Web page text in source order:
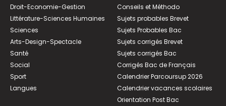
Droit-Economie-Gestion
Littérature-Sciences Humaines
Sciences
Arts-Design-Spectacle
Santé
Social
Sport
Langues
Conseils et Méthodo
Sujets probables Brevet
Sujets Probables Bac
Sujets corrigés Brevet
Sujets corrigés Bac
Corrigés Bac de Français
Calendrier Parcoursup 2026
Calendrier vacances scolaires
Orientation Post Bac